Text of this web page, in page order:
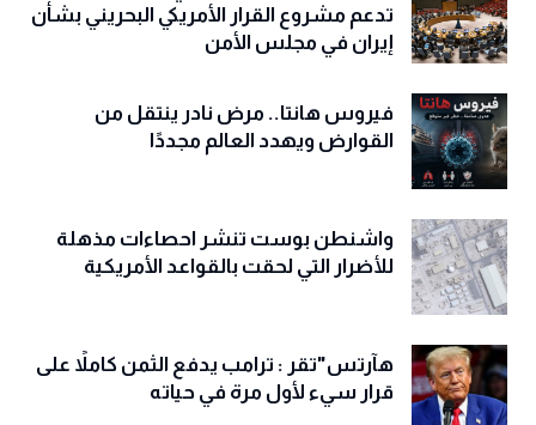
تدعم مشروع القرار الأمريكي البحريني بشأن
إيران في مجلس الأمن
فيروس هانتا.. مرض نادر ينتقل من
القوارض ويهدد العالم مجددًا
واشنطن بوست تنشر احصاءات مذهلة
للأضرار التي لحقت بالقواعد الأمريكية
هآرتس"تقر : ترامب يدفع الثمن كاملاً على
قرار سيء لأول مرة في حياته